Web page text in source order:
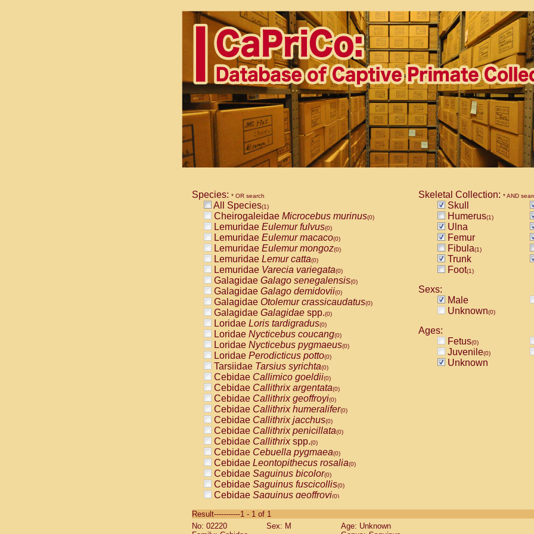
Species: * OR search
All Species(1)
Cheirogaleidae Microcebus murinus(0)
Lemuridae Eulemur fulvus(0)
Lemuridae Eulemur macaco(0)
Lemuridae Eulemur mongoz(0)
Lemuridae Lemur catta(0)
Lemuridae Varecia variegata(0)
Galagidae Galago senegalensis(0)
Galagidae Galago demidovii(0)
Galagidae Otolemur crassicaudatus(0)
Galagidae Galagidae spp.(0)
Loridae Loris tardigradus(0)
Loridae Nycticebus coucang(0)
Loridae Nycticebus pygmaeus(0)
Loridae Perodicticus potto(0)
Tarsiidae Tarsius syrichta(0)
Cebidae Callimico goeldii(0)
Cebidae Callithrix argentata(0)
Cebidae Callithrix geoffroyi(0)
Cebidae Callithrix humeralifer(0)
Cebidae Callithrix jacchus(0)
Cebidae Callithrix penicillata(0)
Cebidae Callithrixspp.(0)
Cebidae Cebuella pygmaea(0)
Cebidae Leontopithecus rosalia(0)
Cebidae Saguinus bicolor(0)
Cebidae Saguinus fuscicollis(0)
Cebidae Saguinus geoffroyi(0)
CebidaeSaguinus labiatus(0)
Cebidae Saguinus leucopus (0)
Skeletal Collection: * AND
Skull
Humerus(1)
Ulna
Femur
Fibula(1)
Trunk
Foot(1)
Sexs:
Male
Unknown(0)
Ages:
Fetus(0)
Juvenile(0)
Unknown
Result-----------1 - 1 of 1
No: 02220
Sex: M
Age: Unknown